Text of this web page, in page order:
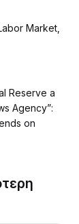
Market,
Reserve a
Agency”:
on